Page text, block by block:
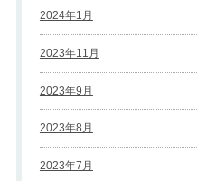
2024年1月
2023年11月
2023年9月
2023年8月
2023年7月